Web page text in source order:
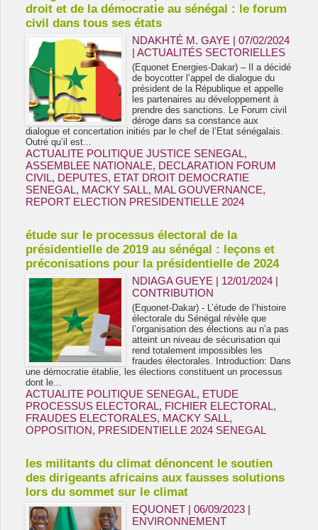
droit et de la démocratie au sénégal : le forum
civil dans tous ses états
NDAKHTÉ M. GAYE | 07/02/2024
|ACTUALITÉS SECTORIELLES
(Equonet Energies-Dakar) – Il a décidé
de boycotter l’appel de dialogue du
président de la République et appelle
les partenaires au développement à
prendre des sanctions. Le Forum civil
déroge dans sa constance aux
dialogue et concertation initiés par le chef de l’Etat sénégalais.
Outré qu’il est...
ACTUALITE POLITIQUE JUSTICE SENEGAL,
ASSEMBLEE NATIONALE, DECLARATION FORUM
CIVIL, DEPUTES, ETAT DROIT DEMOCRATIE
SENEGAL, MACKY SALL, MAL GOUVERNANCE,
REPORT ELECTION PRESIDENTIELLE 2024
étude sur le processus électoral de la
présidentielle de 2019 au sénégal : leçons et
préconisations pour la présidentielle de 2024
NDIAGA GUEYE | 12/01/2024 |
CONTRIBUTION
(Equonet-Dakar) - L’étude de l’histoire
électorale du Sénégal révèle que
l’organisation des élections au n’a pas
atteint un niveau de sécurisation qui
rend totalement impossibles les
fraudes électorales. Introduction­: Dans
une démocratie établie, les élections constituent un processus
dont le...
ACTUALITE POLITIQUE SENEGAL, ETUDE
PROCESSUS ELECTORAL, FICHIER ELECTORAL,
FRAUDES ELECTORALES, MACKY SALL,
OPPOSITION, PRESIDENTIELLE 2024 SENEGAL
les militants du climat dénoncent le soutien
des dirigeants africains aux fausses solutions
lors du sommet sur le climat
EQUONET | 06/09/2023 |
ENVIRONNEMENT